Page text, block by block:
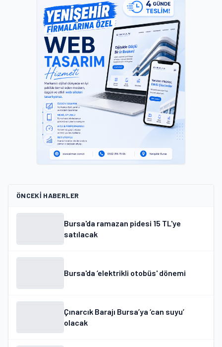
ÖNCEKI HABERLER
Bursa'da ramazan pidesi 15 TL'ye
satılacak
Bursa'da ‘elektrikli otobüs' dönemi
Çınarcık Barajı Bursa’ya ‘can suyu’
olacak